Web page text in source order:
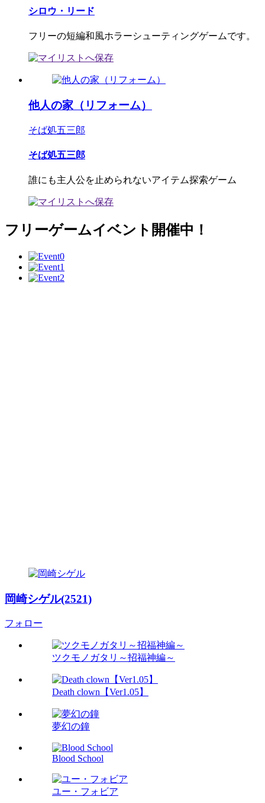
シロウ・リード
フリーの短編和風ホラーシューティングゲームです。
他人の家（リフォーム）
そば処五三郎
そば処五三郎
誰にも主人公を止められないアイテム探索ゲーム
フリーゲームイベント開催中！
岡崎シゲル(2521)
フォロー
ツクモノガタリ～招福神編～
Death clown【Ver1.05】
夢幻の鐘
Blood School
ユー・フォビア